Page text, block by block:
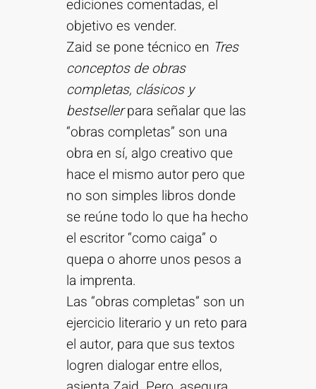
ediciones comentadas, el
objetivo es vender.
Zaid se pone técnico en Tres
conceptos de obras
completas, clásicos y
bestsellerpara señalar que las
“obras completas” son una
obra en sí, algo creativo que
hace el mismo autor pero que
no son simples libros donde
se reúne todo lo que ha hecho
el escritor “como caiga” o
quepa o ahorre unos pesos a
la imprenta.
Las “obras completas” son un
ejercicio literario y un reto para
el autor, para que sus textos
logren dialogar entre ellos,